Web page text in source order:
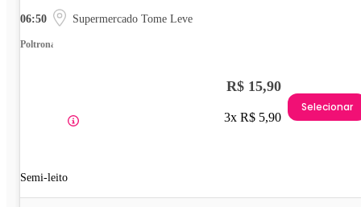
06:50 Supermercado Tome Leve
Poltrona
Semi-leito
R$ 15,90
3x R$ 5,90
Selecionar